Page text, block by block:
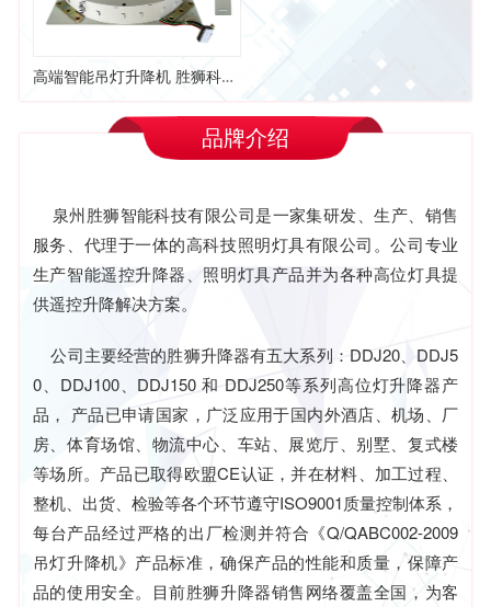
高端智能吊灯升降机 胜狮科技荣誉出品
品牌介绍
泉州胜狮智能科技有限公司是一家集研发、生产、销售
服务、代理于一体的高科技照明灯具有限公司。公司专业
生产智能遥控升降器、照明灯具产品并为各种高位灯具提
供遥控升降解决方案。
公司主要经营的胜狮升降器有五大系列：DDJ20、DDJ5
0、DDJ100、DDJ150 和 DDJ250等系列高位灯升降器产
品， 产品已申请国家，广泛应用于国内外酒店、机场、厂
房、体育场馆、物流中心、车站、展览厅、别墅、复式楼
等场所。产品已取得欧盟CE认证，并在材料、加工过程、
整机、出货、检验等各个环节遵守ISO9001质量控制体系，
每台产品经过严格的出厂检测并符合《Q/QABC002-2009
吊灯升降机》产品标准，确保产品的性能和质量，保障产
品的使用安全。目前胜狮升降器销售网络覆盖全国，为客